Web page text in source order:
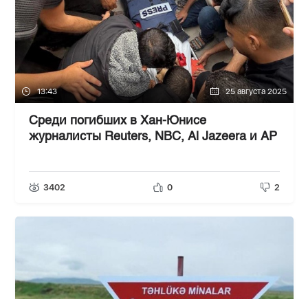
13:43 25 августа 2025
Среди погибших в Хан-Юнисе
журналисты Reuters, NBC, Al Jazeera и AP
3402 0 2